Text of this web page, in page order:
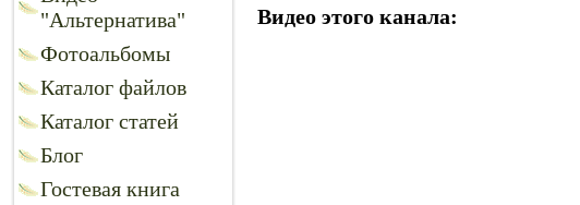
"Альтернатива"
Фотоальбомы
Каталог файлов
Каталог статей
Блог
Гостевая книга
Видео этого канала: